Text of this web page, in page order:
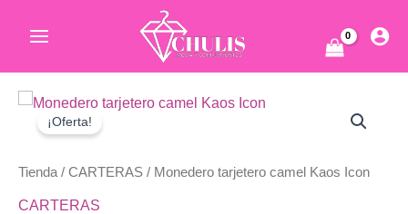
Menu
¡Oferta!
Tienda / CARTERAS / Monedero tarjetero camel Kaos Icon
CARTERAS